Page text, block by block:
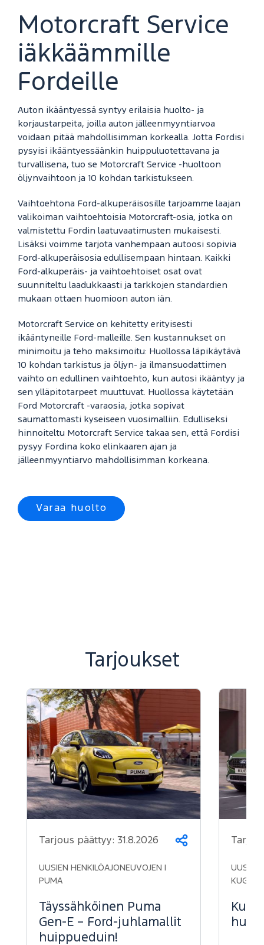
Motorcraft Service
iäkkäämmille
Fordeille
Auton ikääntyessä syntyy erilaisia huolto- ja
korjaustarpeita, joilla auton jälleenmyyntiarvoa
voidaan pitää mahdollisimman korkealla. Jotta Fordisi
pysyisi ikääntyessäänkin huippuluotettavana ja
turvallisena, tuo se Motorcraft Service -huoltoon
öljynvaihtoon ja 10 kohdan tarkistukseen.
Vaihtoehtona Ford-alkuperäisosille tarjoamme laajan
valikoiman vaihtoehtoisia Motorcraft-osia, jotka on
valmistettu Fordin laatuvaatimusten mukaisesti.
Lisäksi voimme tarjota vanhempaan autoosi sopivia
Ford-alkuperäisosia edullisempaan hintaan. Kaikki
Ford-alkuperäis- ja vaihtoehtoiset osat ovat
suunniteltu laadukkaasti ja tarkkojen standardien
mukaan ottaen huomioon auton iän.
Motorcraft Service on kehitetty erityisesti
ikääntyneille Ford-malleille. Sen kustannukset on
minimoitu ja teho maksimoitu: Huollossa läpikäytävä
10 kohdan tarkistus ja öljyn- ja ilmansuodattimen
vaihto on edullinen vaihtoehto, kun autosi ikääntyy ja
sen ylläpitotarpeet muuttuvat. Huollossa käytetään
Ford Motorcraft -varaosia, jotka sopivat
saumattomasti kyseiseen vuosimalliin. Edulliseksi
hinnoiteltu Motorcraft Service takaa sen, että Fordisi
pysyy Fordina koko elinkaaren ajan ja
jälleenmyyntiarvo mahdollisimman korkeana.
Varaa huolto
Tarjoukset
Jaa
Tarjous päättyy: 31.8.2026
UUSIEN HENKILÖAJONEUVOJEN |
PUMA
Täyssähköinen Puma
Gen-E – Ford-juhlamallit
huippueduin!
UUSIEN
KUGA